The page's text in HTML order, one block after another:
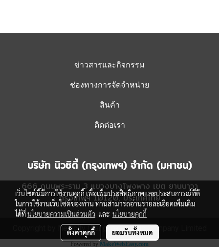
ข่าวสารและกิจกรรม
ช่องทางการจัดจำหน่าย
สินค้า
ติดต่อเรา
บริษัท นิวซิตี้ (กรุงเทพฯ) จำกัด (มหาชน)
666 ถนนพระราม 3 แขวงบางโพงพาง เขต ยานนาวา
กรุงเทพฯ 10120, ประเทศไทย
Copyright by Newcity (Bangkok) Public Company Limited
Powered by MakeWebEasy.com
เว็บไซต์นี้มีการใช้งานคุกกี้ เพื่อเพิ่มประสิทธิภาพและประสบการณ์ที่ดี
ในการใช้งานเว็บไซต์ของท่าน ท่านสามารถอ่านรายละเอียดเพิ่มเติม
ได้ที่นโยบายความเป็นส่วนตัว และ นโยบายคุกกี้
ตั้งค่าคุกกี้ ยอมรับทั้งหมด